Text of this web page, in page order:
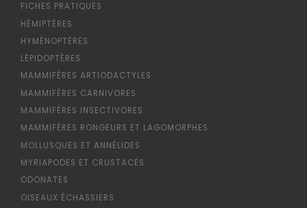
FICHES PRATIQUES
HÉMIPTÈRES
HYMÉNOPTÈRES
LÉPIDOPTÈRES
MAMMIFÈRES ARTIODACTYLES
MAMMIFÈRES CARNIVORES
MAMMIFÈRES INSECTIVORES
MAMMIFÈRES RONGEURS ET LAGOMORPHES
MOLLUSQUES ET ANNÉLIDES
MYRIAPODES ET CRUSTACÉS
ODONATES
OISEAUX ÉCHASSIERS